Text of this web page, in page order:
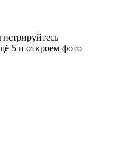
5 и откроем фото